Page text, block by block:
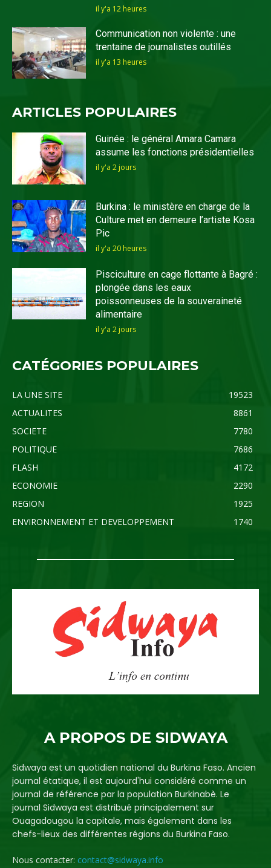
il y'a 12 heures
Communication non violente : une
trentaine de journalistes outillés
il y'a 13 heures
ARTICLES POPULAIRES
Guinée : le général Amara Camara
assume les fonctions présidentielles
il y'a 2 jours
Burkina : le ministère en charge de la
Culture met en demeure l’artiste Kosa
Pic
il y'a 20 heures
Pisciculture en cage flottante à Bagré :
plongée dans les eaux
poissonneuses de la souveraineté
alimentaire
il y'a 2 jours
CATÉGORIES POPULAIRES
LA UNE SITE
19523
ACTUALITES
8861
SOCIETE
7780
POLITIQUE
7686
FLASH
4172
ECONOMIE
2290
REGION
1925
ENVIRONNEMENT ET DEVELOPPEMENT
1740
A PROPOS DE SIDWAYA
Sidwaya est un quotidien national du Burkina Faso. Ancien
journal étatique, il est aujourd'hui considéré comme un
journal de référence par la population Burkinabè. Le
journal Sidwaya est distribué principalement sur
Ouagadougou la capitale, mais également dans les
chefs-lieux des différentes régions du Burkina Faso.
Nous contacter: contact@sidwaya.info